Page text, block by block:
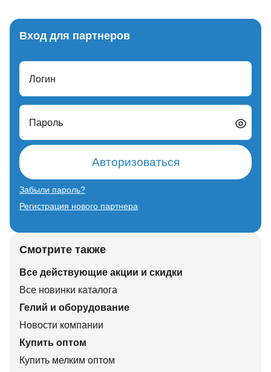
Вход для партнеров
Логин
Пароль
Авторизоваться
Забыли пароль?
Регистрация нового партнера
Смотрите также
Все действующие акции и скидки
Все новинки каталога
Гелий и оборудование
Новости компании
Купить оптом
Купить мелким оптом